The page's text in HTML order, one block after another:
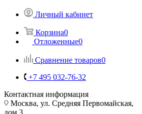
Личный кабинет
Корзина0
Отложенные0
Сравнение товаров0
+7 495 032-76-32
Контактная информация
Москва, ул. Средняя Первомайская,
дом 3